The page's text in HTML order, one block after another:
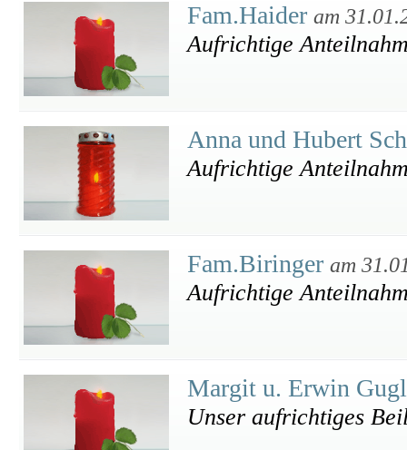
Fam.Haider am
Aufrichtige
Anna und Hubert
Aufrichtige
Fam.Biringer am
Aufrichtige
Margit u. Erwin
Unser aufrichtiges